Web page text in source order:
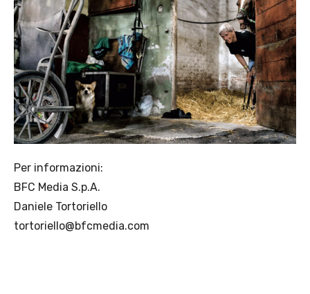
Per informazioni:
BFC Media S.p.A.
Daniele Tortoriello
tortoriello@bfcmedia.com